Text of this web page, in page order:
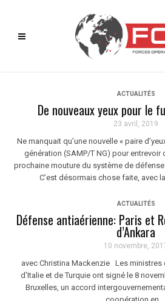
ACTUALITÉS
De nouveaux yeux pour le
23 avril, 2019
Ne manquait qu’une nouvelle « paire
génération (SAMP/T NG) pour entrevoir
prochaine mouture du système de
C’est désormais chose faite, avec
ACTUALITÉS
Défense antiaérienne: Paris et
d’Ankara
10 novembre,
avec Christina Mackenzie Les ministres
d'Italie et de Turquie ont signé le 8
Bruxelles, un accord